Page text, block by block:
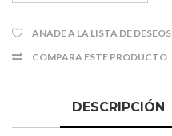
AÑADE A LA LISTA DE DESEOS
COMPARA ESTE PRODUCTO
DESCRIPCIÓN